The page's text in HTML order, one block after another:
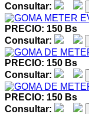
Consultar:
PRECIO: 150 Bs
Consultar:
PRECIO: 150 Bs
Consultar:
PRECIO: 150 Bs
Consultar: